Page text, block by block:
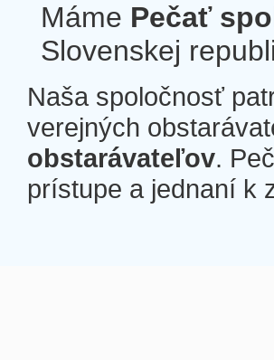
Máme Pečať
Slovenskej
Naša spoločnosť
verejných
obstarávateľov.
prístupe a jednaní k